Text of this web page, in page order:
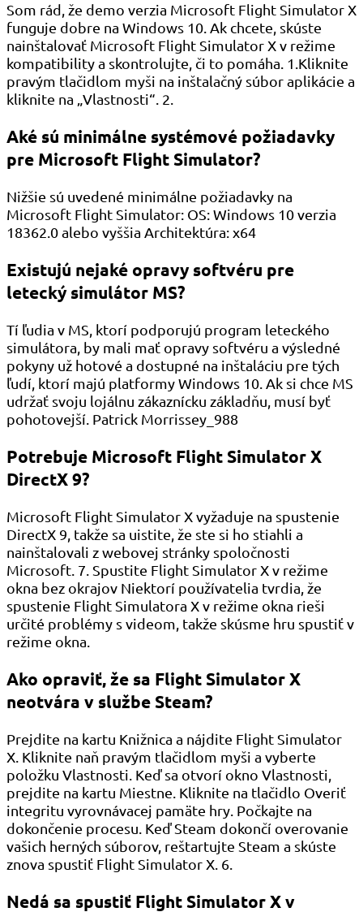
Som rád, že demo verzia Microsoft Flight Simulator X
funguje dobre na Windows 10. Ak chcete, skúste
nainštalovať Microsoft Flight Simulator X v režime
kompatibility a skontrolujte, či to pomáha. 1.Kliknite
pravým tlačidlom myši na inštalačný súbor aplikácie a
kliknite na „Vlastnosti“. 2.
Aké sú minimálne systémové požiadavky
pre Microsoft Flight Simulator?
Nižšie sú uvedené minimálne požiadavky na
Microsoft Flight Simulator: OS: Windows 10 verzia
18362.0 alebo vyššia Architektúra: x64
Existujú nejaké opravy softvéru pre
letecký simulátor MS?
Tí ľudia v MS, ktorí podporujú program leteckého
simulátora, by mali mať opravy softvéru a výsledné
pokyny už hotové a dostupné na inštaláciu pre tých
ľudí, ktorí majú platformy Windows 10. Ak si chce MS
udržať svoju lojálnu zákaznícku základňu, musí byť
pohotovejší. Patrick Morrissey_988
Potrebuje Microsoft Flight Simulator X
DirectX 9?
Microsoft Flight Simulator X vyžaduje na spustenie
DirectX 9, takže sa uistite, že ste si ho stiahli a
nainštalovali z webovej stránky spoločnosti
Microsoft. 7. Spustite Flight Simulator X v režime
okna bez okrajov Niektorí používatelia tvrdia, že
spustenie Flight Simulatora X v režime okna rieši
určité problémy s videom, takže skúsme hru spustiť v
režime okna.
Ako opraviť, že sa Flight Simulator X
neotvára v službe Steam?
Prejdite na kartu Knižnica a nájdite Flight Simulator
X. Kliknite naň pravým tlačidlom myši a vyberte
položku Vlastnosti. Keď sa otvorí okno Vlastnosti,
prejdite na kartu Miestne. Kliknite na tlačidlo Overiť
integritu vyrovnávacej pamäte hry. Počkajte na
dokončenie procesu. Keď Steam dokončí overovanie
vašich herných súborov, reštartujte Steam a skúste
znova spustiť Flight Simulator X. 6.
Nedá sa spustiť Flight Simulator X v